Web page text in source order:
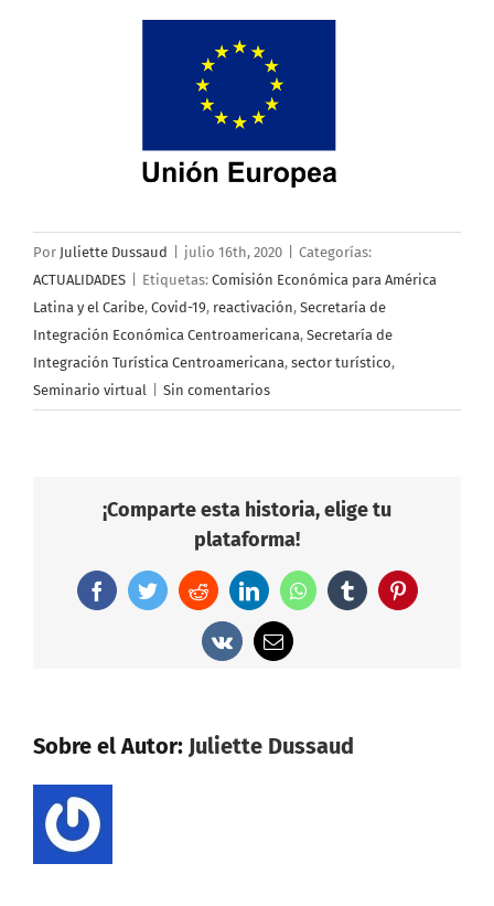
Por Juliette Dussaud julio 16th, 2020
Categorías:
ACTUALIDADES
Etiquetas: Comisión Económica para América
Latina y el Caribe, Covid-19, reactivación, Secretaría de
Integración Económica Centroamericana, Secretaría de
Integración Turística Centroamericana, sector turístico,
Seminario virtual
Sin comentarios
¡Comparte esta historia, elige tu
plataforma!
FacebookTwitterRedditLinkedInWhatsAppTumblr Pinterest
Vk
Correo
electrónico
Sobre el Autor: Juliette Dussaud